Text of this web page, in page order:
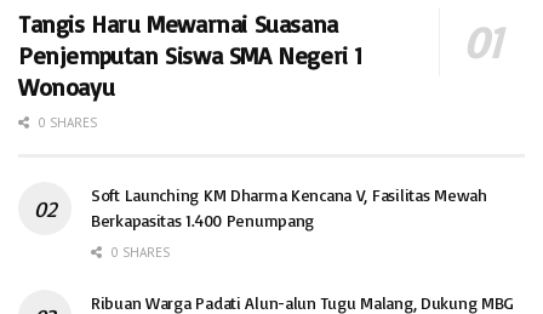
Tangis Haru Mewarnai Suasana
Penjemputan Siswa SMA Negeri 1
Wonoayu
0 SHARES
Soft Launching KM Dharma Kencana V, Fasilitas Mewah
Berkapasitas 1.400 Penumpang
0 SHARES
Ribuan Warga Padati Alun-alun Tugu Malang, Dukung MBG